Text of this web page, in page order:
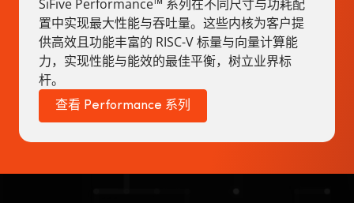
SiFive Performance™ 系列在不同尺寸与功耗配
置中实现最大性能与吞吐量。这些内核为客户提
供高效且功能丰富的 RISC-V 标量与向量计算能
力，实现性能与能效的最佳平衡，树立业界标
杆。
查看 Performance 系列